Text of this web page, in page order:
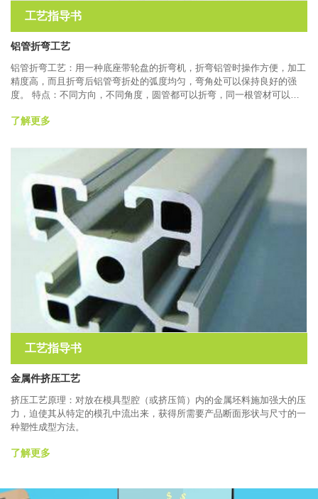
工艺指导书
铝管折弯工艺
铝管折弯工艺：用一种底座带轮盘的折弯机，折弯铝管时操作方便，加工
精度高，而且折弯后铝管弯折处的弧度均匀，弯角处可以保持良好的强
度。 特点：不同方向，不同角度，圆管都可以折弯，同一根管材可以折
轻，加工成本低。
了解更多
工艺指导书
金属件挤压工艺
挤压工艺原理：对放在模具型腔（或挤压筒）内的金属坯料施加强大的压
力，迫使其从特定的模孔中流出来，获得所需要产品断面形状与尺寸的一
种塑性成型方法。
了解更多